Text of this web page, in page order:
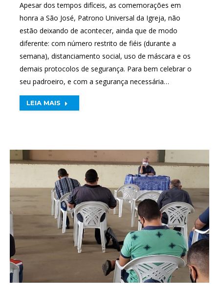
Apesar dos tempos difíceis, as comemorações em
honra a São José, Patrono Universal da Igreja, não
estão deixando de acontecer, ainda que de modo
diferente: com número restrito de fiéis (durante a
semana), distanciamento social, uso de máscara e os
demais protocolos de segurança. Para bem celebrar o
seu padroeiro, e com a segurança necessária…
LEIA MAIS